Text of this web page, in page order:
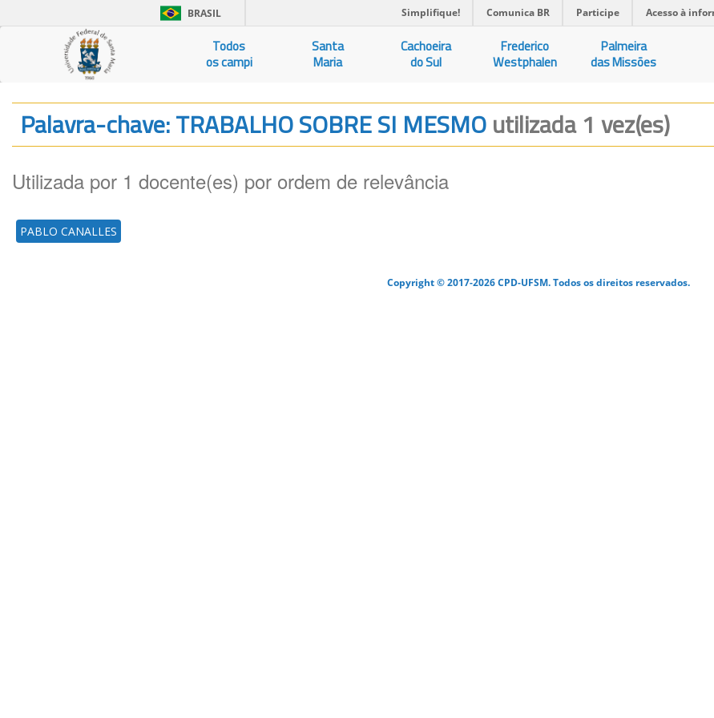
BRASIL Simplifique! Comunica BR Participe Acesso à
Todos
os campi
Santa
Maria
Cachoeira
do Sul
Frederico
Westphalen
Palmeira
das Missões
Palavra-chave: TRABALHO SOBRE SI MESMOutilizada 1 vez(es)
Utilizada por 1 docente(es) por ordem de relevância
PABLO CANALLES
Copyright © 2017-2026 CPD-UFSM. Todos os direitos reservados.